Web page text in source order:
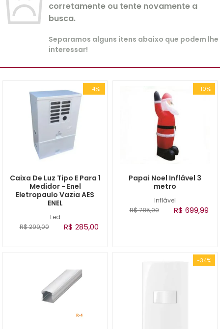
corretamente ou tente novamente a
busca.
Separamos alguns itens abaixo que podem lhe
interessar!
-4%
Led
Caixa De Luz Tipo E Para 1
Medidor - Enel
Eletropaulo Vazia AES
ENEL
R$ 299,00 R$ 285,00
-10%
Inflável
Papai Noel Inflável 3
metro
R$ 785,00 R$ 699,99
-34%